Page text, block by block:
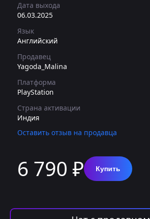
Дата выхода
06.03.2025
Язык
Английский
Продавец
Yagoda_Malina
Платформа
PlayStation
Страна активации
Индия
Оставить отзыв на продавца
6 790 ₽ Купить